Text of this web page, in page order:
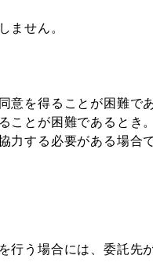
ません。
意を得ることが困難で
ことが困難であるとき。
力する必要がある場合
行う場合には、委託先